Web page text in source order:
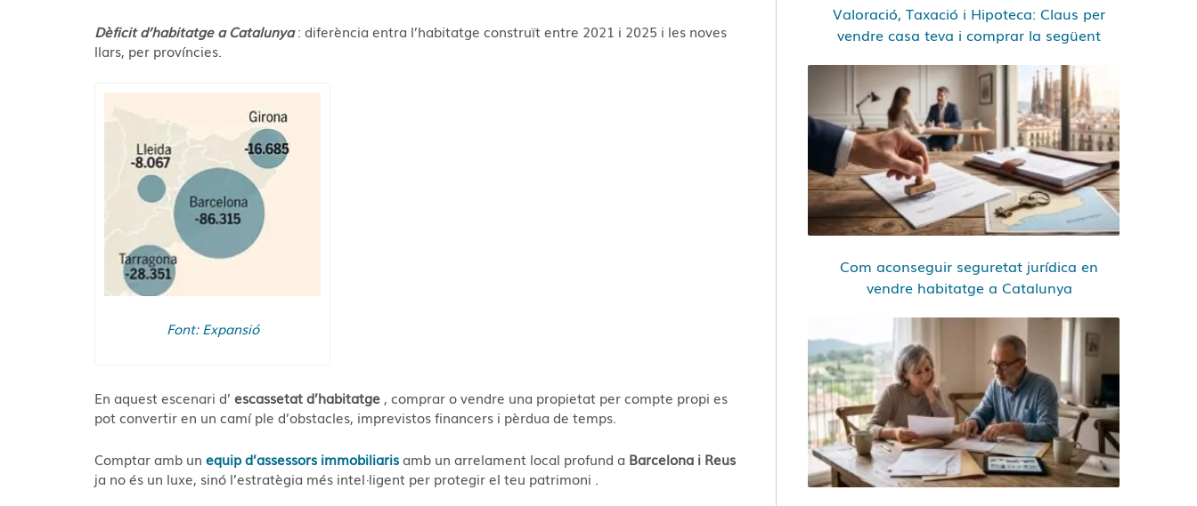
Dèficit d’habitatge a Catalunya: diferència entra l’habitatge construït entre 2021 i 2025 i les noves
llars, per províncies.
Font: Expansió
En aquest escenari d’escassetat d’habitatge , comprar o vendre una propietat per compte propi es
pot convertir en un camí ple d’obstacles, imprevistos financers i pèrdua de temps.
Comptar amb unequip d’assessors immobiliarisamb un arrelament local profund a Barcelona i Reus
ja no és un luxe, sinó l’estratègia més intel·ligent per protegir el teu patrimoni
Valoració, Taxació i Hipoteca: Claus per
vendre casa teva i comprar la següent
Com aconseguir seguretat jurídica en
vendre habitatge a Catalunya